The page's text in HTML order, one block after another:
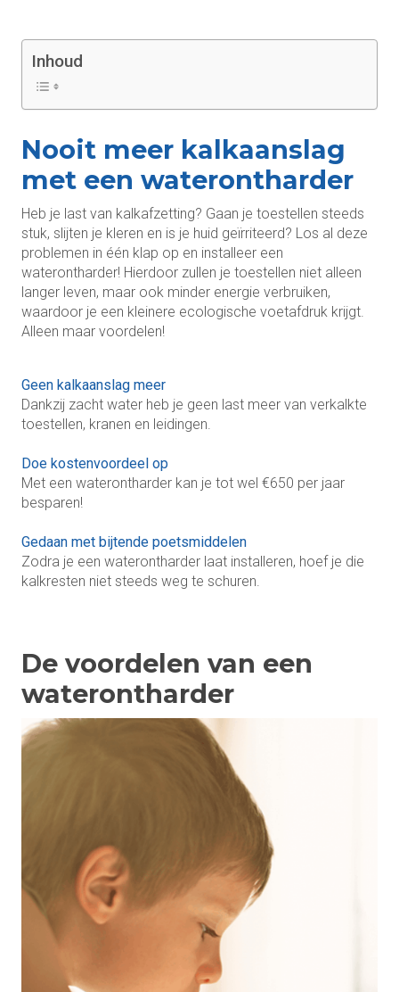
Inhoud
Nooit meer kalkaanslag
met een waterontharder
Heb je last van kalkafzetting? Gaan je toestellen steeds
stuk, slijten je kleren en is je huid geïrriteerd? Los al deze
problemen in één klap op en installeer een
waterontharder! Hierdoor zullen je toestellen niet alleen
langer leven, maar ook minder energie verbruiken,
waardoor je een kleinere ecologische voetafdruk krijgt.
Alleen maar voordelen!
Geen kalkaanslag meer
Dankzij zacht water heb je geen last meer van verkalkte
toestellen, kranen en leidingen.
Doe kostenvoordeel op
Met een waterontharder kan je tot wel €650 per jaar
besparen!
Gedaan met bijtende poetsmiddelen
Zodra je een waterontharder laat installeren, hoef je die
kalkresten niet steeds weg te schuren.
De voordelen van een
waterontharder